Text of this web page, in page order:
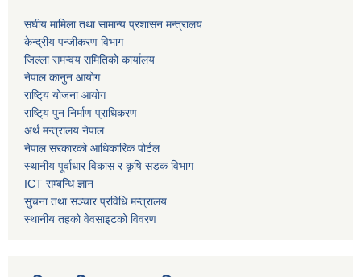
स‌घीय मामिला तथा सामान्य प्रशासन मन्त्रालय
केन्द्रीय पन्जीकरण विभाग
जिल्ला समन्वय समितिको कार्यालय
नेपाल कानुन आयोग
राष्टि्य योजना आयोग
राष्टि्य पुन निर्माण प्राधिकरण
अर्थ मन्त्रालय नेपाल
नेपाल सरकारको आधिकारिक पोर्टल
स्थानीय पूर्वाधार विकास र कृषि सडक विभाग
ICT सम्बन्धि ज्ञान
सुचना तथा सञ्चार प्रविधि मन्त्रालय
स्थानीय तहको वेवसाइटको विवरण